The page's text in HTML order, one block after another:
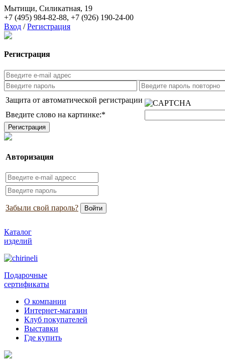
Мытищи, Силикатная, 19
+7 (495) 984-82-88, +7 (926) 190-24-00
Вход / Регистрация
Регистрация
Защита от автоматической регистрации
Введите слово на картинке:*
Авторизация
Забыли свой пароль?
Каталог
изделий
Подарочные
сертификаты
О компании
Интернет-магазин
Клуб покупателей
Выставки
Где купить